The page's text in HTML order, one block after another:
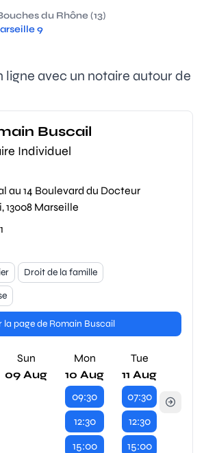
du Rhône (13)
9
ligne avec un notaire autour de
Buscail
Individuel
au 14 Boulevard du Docteur
13008 Marseille
Droit de la famille
la page de Romain Buscail
Sun
09 Aug
Mon
10 Aug
09:30
12:30
15:00
Tue
11 Aug
07:30
12:30
15:00